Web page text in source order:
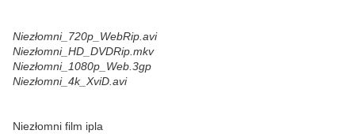
Niezłomni_720p_WebRip.avi
Niezłomni_HD_DVDRip.mkv
Niezłomni_1080p_Web.3gp
Niezłomni_4k_XviD.avi
Niezłomni film ipla